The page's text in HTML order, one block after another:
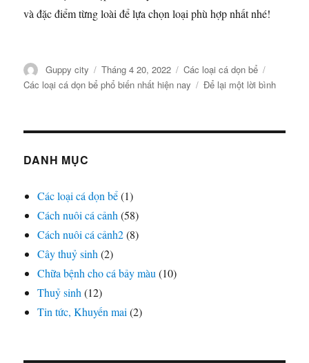
và đặc điểm từng loài để lựa chọn loại phù hợp nhất nhé!
Tác
giả
Guppy city
Đăng
vào
Tháng 4 20, 2022
Danh
mục
Các loại cá dọn bể
Các loại cá dọn bể phổ biến nhất hiện nay
Để lại một lời bìnhở
cá
DANH MỤC
Các loại cá dọn bể(1)
Cách nuôi cá cảnh (58)
Cách nuôi cá cảnh2(8)
Cây thuỷ sinh (2)
Chữa bệnh cho cá bảy màu (10)
Thuỷ sinh (12)
Tin tức, Khuyến mai (2)